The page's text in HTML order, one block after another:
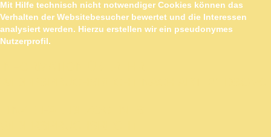
Mit Hilfe technisch nicht notwendiger Cookies können das
Verhalten der Websitebesucher bewertet und die Interessen
analysiert werden. Hierzu erstellen wir ein pseudonymes
Nutzerprofil.